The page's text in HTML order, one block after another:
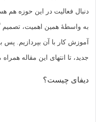
دنبال فعالیت در این حوزه هم
به واسطۀ همین اهمیت، تصمیم
آموزش کار با آن بپردازیم. پس
جدید، تا انتهای این مقاله همراه ما
دیفای چیست؟